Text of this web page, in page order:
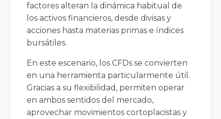
factores alteran la dinámica habitual de
los activos financieros, desde divisas y
acciones hasta materias primas e índices
bursátiles.
En este escenario, los CFDs se convierten
en una herramienta particularmente útil.
Gracias a su flexibilidad, permiten operar
en ambos sentidos del mercado,
aprovechar movimientos cortoplacistas y